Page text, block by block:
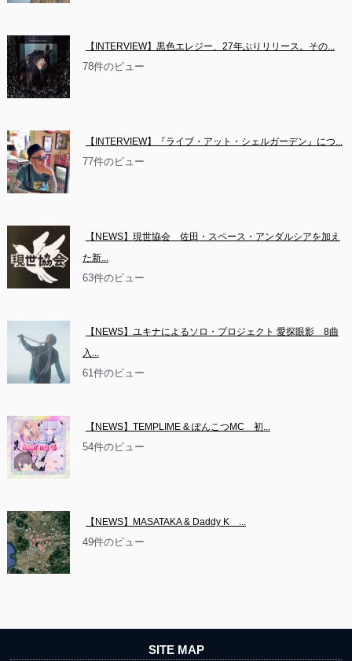
【INTERVIEW】黒色エレジー、27年ぶりリリース。その...
78件のビュー
【INTERVIEW】『ライブ・アット・シェルガーデン』につ...
77件のビュー
【NEWS】現世協会　佐田・スペース・アンダルシアを加え
た新...
63件のビュー
【NEWS】ユキナによるソロ・プロジェクト 愛探眼影　8曲
入...
61件のビュー
【NEWS】TEMPLIME & ぽんこつMC　初...
54件のビュー
【NEWS】MASATAKA & Daddy K　...
49件のビュー
SITE MAP